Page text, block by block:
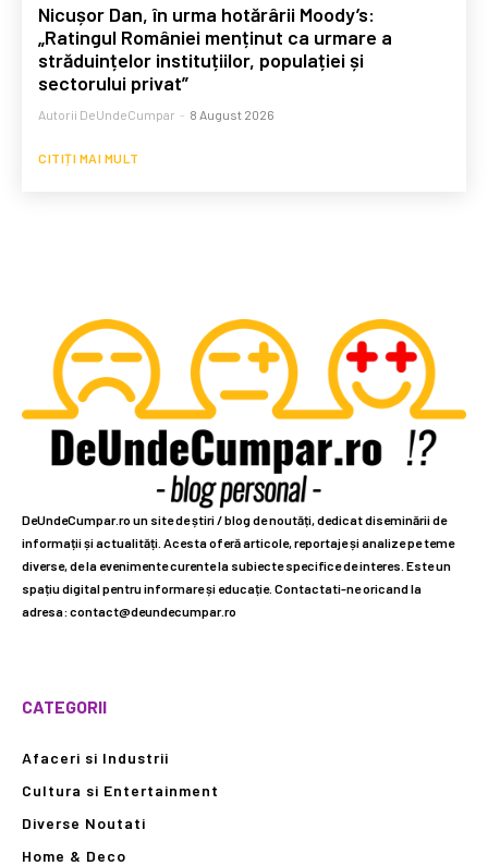
Nicușor Dan, în urma hotărârii Moody’s:
„Ratingul României menținut ca urmare a
străduințelor instituțiilor, populației și
sectorului privat”
Autorii DeUndeCumpar - 8 August 2026
CITIȚI MAI MULT
DeUndeCumpar.ro un site de știri / blog de noutăți, dedicat diseminării de
informații și actualități. Acesta oferă articole, reportaje și analize pe teme
diverse, de la evenimente curente la subiecte specifice de interes. Este un
spațiu digital pentru informare și educație. Contactati-ne oricand la
adresa: contact@deundecumpar.ro
CATEGORII
Afaceri si Industrii
Cultura si Entertainment
Diverse Noutati
Home & Deco